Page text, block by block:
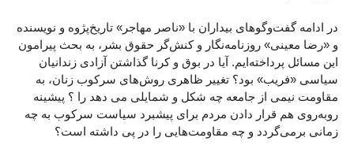
در ادامه گفت‌وگوهای بیداران با «ناصر مهاجر» تاریخ‌پژوه و نویسنده
و «رضا معینی» روزنامه‌نگار و کنش‌گر حقوق بشر، به بحث پیرامون
این مسائل پرداخته‌ایم. آیا در بوق و کرنا گذاشتن آزادی زندانیان
سیاسی «فریب» بود؟ تغییر ظاهری روش‌های سرکوب زنان، به
مقاومت نیمی از جامعه چه شکل و شمایلی می دهد را ؟ پیشینه
روبه‌روی هم قرار دادن مردم برای پیشبرد سیاست سرکوب به چه
زمانی برمی‌گردد و چه مقاومت‌هایی را در پی داشته است؟